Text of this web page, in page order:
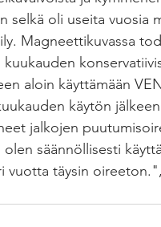
selkä oli useita vuosia
Magneettikuvassa
kuukauden
aloin käyttämään
käytön
jalkojen
olen säännöllisesti
vuotta täysin